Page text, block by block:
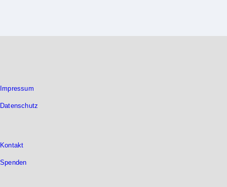
Impressum
Datenschutz
Kontakt
Spenden